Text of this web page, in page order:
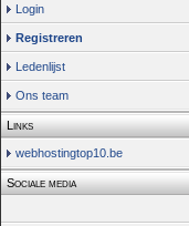
Login
Registreren
Ledenlijst
Ons team
Links
webhostingtop10.be
Sociale media